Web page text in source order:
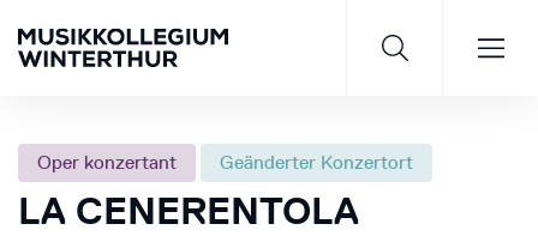
Oper konzertant Geänderter Konzertort
LA CENERENTOLA